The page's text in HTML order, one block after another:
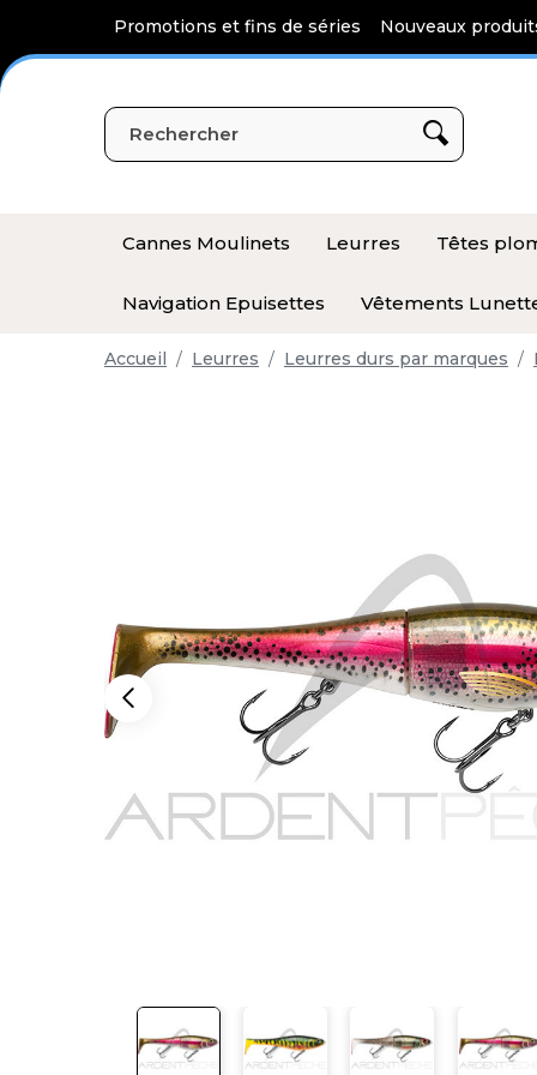
Promotions et fins de séries Nouveaux
Cannes Moulinets Leurres Têtes
Navigation Epuisettes Vêtements
Accueil Leurres Leurres durs par marques